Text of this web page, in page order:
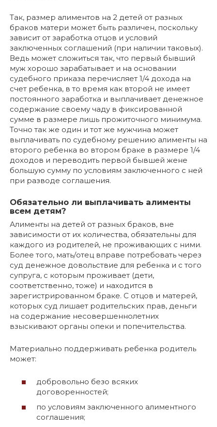
Так, размер алиментов на 2 детей от разных
браков матери может быть различен, поскольку
зависит от заработка отцов и условий
заключенных соглашений (при наличии таковых).
Ведь может сложиться так, что первый бывший
муж хорошо зарабатывает и на основании
судебного приказа перечисляет 1/4 дохода на
счет ребенка, в то время как второй не имеет
постоянного заработка и выплачивает денежное
содержание своему чаду в фиксированной
сумме в размере лишь прожиточного минимума.
Точно так же один и тот же мужчина может
выплачивать по судебному решению алименты на
второго ребенка во втором браке в размере 1/4
доходов и переводить первой бывшей жене
большую сумму по условиям заключенного с ней
при разводе соглашения.
Обязательно ли выплачивать алименты
всем детям?
Алименты на детей от разных браков, вне
зависимости от их количества, обязательны для
каждого из родителей, не проживающих с ними.
Более того, мать/отец вправе потребовать через
суд денежное довольствие для ребенка и с того
супруга, с которым проживает (дети,
соответственно, тоже) и находится в
зарегистрированном браке. С отцов и матерей,
которых суд лишает родительских прав, деньги
на содержание несовершеннолетних
взыскивают органы опеки и попечительства.
Материально поддерживать ребенка родитель
может:
добровольно безо всяких
договоренностей;
по условиям заключенного алиментного
соглашения;